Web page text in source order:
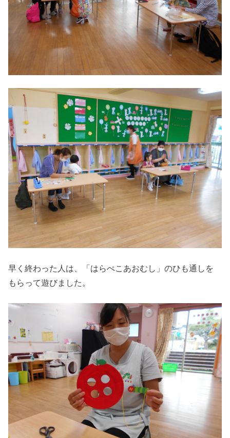
早く終わった人は、「はらぺこあおむし」のひも通しを
もらって遊びました。